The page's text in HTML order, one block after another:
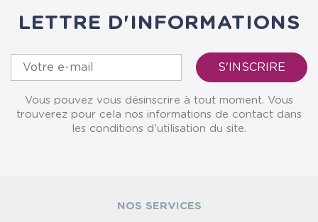
LETTRE D'INFORMATIONS
Vous pouvez vous désinscrire à tout moment. Vous
trouverez pour cela nos informations de contact dans
les conditions d'utilisation du site.
NOS SERVICES